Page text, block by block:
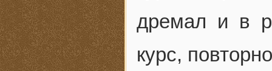
дремал и в
курс,